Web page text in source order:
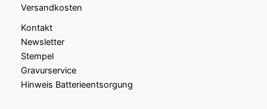
Versandkosten
Kontakt
Newsletter
Stempel
Gravurservice
Hinweis Batterieentsorgung